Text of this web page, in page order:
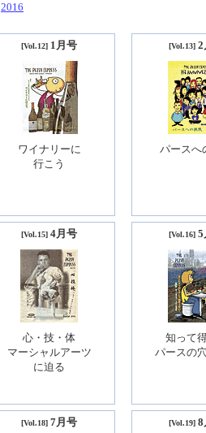
2016
[Vol.12] 1月号
ワイナリーに
行こう
[Vol.13] 2
パースへ
[Vol.15] 4月号
心・技・体
マーシャルアーツ
に迫る
[Vol.16] 5
知って
パースの
[Vol.18] 7月号 [Vol.19] 8